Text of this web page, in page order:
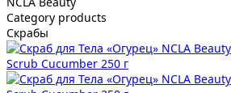
Category products
Скрабы